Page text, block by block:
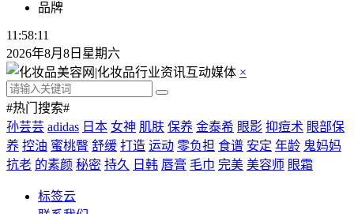
品牌
11:58:11
2026年8月8日星期六
×
#热门搜索#
孙芸芸 adidas 日本 女神 肌肤 保养 金泰希 眼影 抑痘术 眼部保
养 控油 蜜桃臀 舒缓 打造 运动 零负担 食谱 安定 年龄 鬼妈妈
抗老 的素颜 秘密 持久 日韩 唇膏 毛巾 完美 美容师 眼霜
标签云